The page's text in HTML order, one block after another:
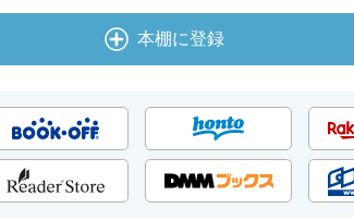
本棚に登録